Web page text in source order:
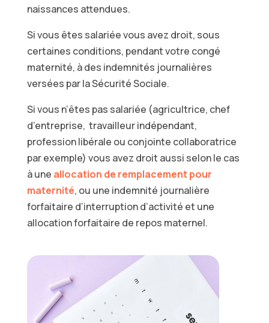
naissances attendues.
Si vous êtes salariéevous avez droit, sous
certaines conditions, pendant votre congé
maternité, à des indemnités journalières
versées par la Sécurité Sociale.
Si vous n’êtes pas salariée (agricultrice, chef
d’entreprise, travailleur indépendant,
profession libérale ou conjointe collaboratrice
par exemple) vous avez droit aussi selon le cas
à une allocation de remplacement pour
maternité, ou une indemnité journalière
forfaitaire d’interruption d’activité et une
allocation forfaitaire de repos maternel.